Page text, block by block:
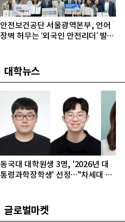
안전보건공단 서울광역본부, 언어
장벽 허무는 ‘외국인 안전리더’ 발대
대학뉴스
동국대 대학원생 3명, '2026년 대
통령과학장학생' 선정…"차세대 연
글로벌마켓